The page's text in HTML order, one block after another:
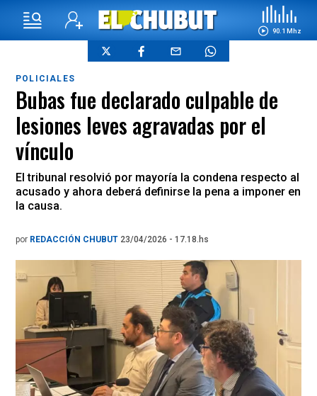
90.1 Mhz
POLICIALES
Bubas fue declarado culpable de
lesiones leves agravadas por el
vínculo
El tribunal resolvió por mayoría la condena respecto al
acusado y ahora deberá definirse la pena a imponer en
la causa.
por REDACCIÓN CHUBUT 23/04/2026 - 17.18.hs